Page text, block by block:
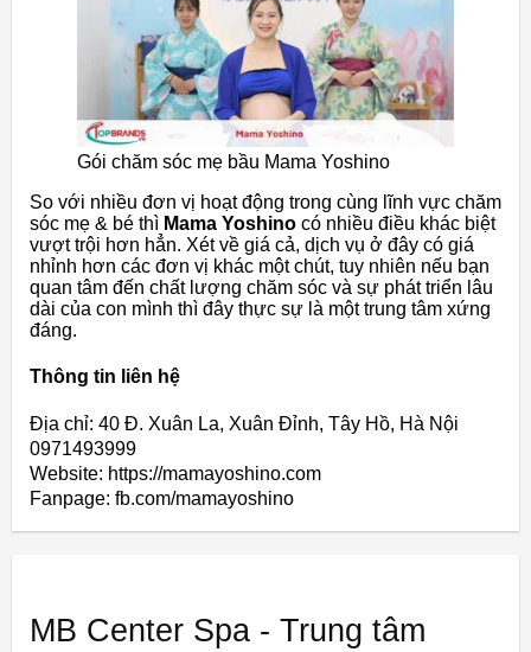
Gói chăm sóc mẹ bầu Mama Yoshino
So với nhiều đơn vị hoạt động trong cùng lĩnh vực chăm
sóc mẹ & bé thì Mama Yoshino có nhiều điều khác biệt
vượt trội hơn hẳn. Xét về giá cả, dịch vụ ở đây có giá
nhỉnh hơn các đơn vị khác một chút, tuy nhiên nếu bạn
quan tâm đến chất lượng chăm sóc và sự phát triển lâu
dài của con mình thì đây thực sự là một trung tâm xứng
đáng.
Thông tin liên hệ
Địa chỉ: 40 Đ. Xuân La, Xuân Đỉnh, Tây Hồ, Hà Nội
0971493999
Website: https://mamayoshino.com
Fanpage: fb.com/mamayoshino
MB Center Spa - Trung tâm